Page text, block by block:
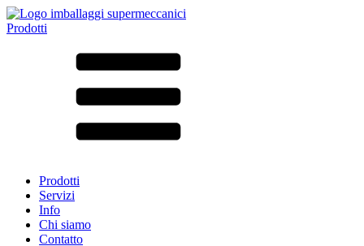
Prodotti
Secondo il materiale
LD-PE
Metallo
Prodotti
Servizi
Info
Chi siamo
Contatto